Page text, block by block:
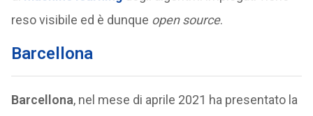
reso visibile ed è dunque open source.
Barcellona
Barcellona, nel mese di aprile 2021 ha presentato la